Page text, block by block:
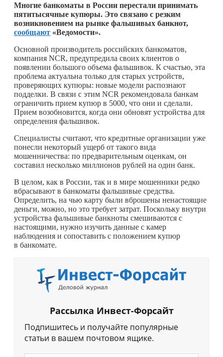
Многие банкоматы в России перестали принимать
пятитысячные купюры. Это связано с резким
возникновением на рынке фальшивых банкнот,
сообщают «Ведомости».
Основной производитель российских банкоматов,
компания NCR, предупредила своих клиентов о
появлении большого объема фальшивок. К счастью, эта
проблема актуальна только для старых устройств,
проверяющих купюры: новые модели распознают
подделки. В связи с этим NCR рекомендовала банкам
ограничить прием купюр в 5000, что они и сделали.
Прием возобновится, когда они обновят устройства для
определения фальшивок.
Специалисты считают, что кредитные организации уже
понесли некоторый ущерб от такого вида
мошенничества: по предварительным оценкам, он
составил несколько миллионов рублей на один банк.
В целом, как в России, так и в мире мошенники редко
вбрасывают в банкоматы фальшивые средства.
Определить, на чью карту были вброшены ненастоящие
деньги, можно, но это требует затрат. Поскольку внутри
устройства фальшивые банкноты смешиваются с
настоящими, нужно изучить данные с камер
наблюдения и сопоставить с положением купюр
в банкомате.
Рассылка Инвест-Форсайт
Подпишитесь и получайте популярные
статьи в вашем почтовом ящике.